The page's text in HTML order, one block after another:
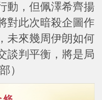
動，但佩澤希齊揚
對此次暗殺企圖作
未來幾周伊朗如何
談判平衡，將是局
）